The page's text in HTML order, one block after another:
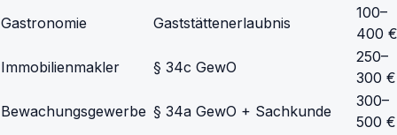
Gastronomie
Gaststättenerlaubnis
100–
400 €
Immobilienmakler
§ 34c GewO
250–
300 €
Bewachungsgewerbe § 34a GewO + Sachkunde
300–
500 €